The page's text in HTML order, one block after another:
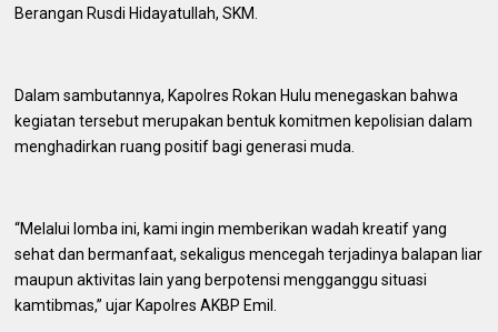
Berangan Rusdi Hidayatullah, SKM.
Dalam sambutannya, Kapolres Rokan Hulu menegaskan bahwa
kegiatan tersebut merupakan bentuk komitmen kepolisian dalam
menghadirkan ruang positif bagi generasi muda.
“Melalui lomba ini, kami ingin memberikan wadah kreatif yang
sehat dan bermanfaat, sekaligus mencegah terjadinya balapan liar
maupun aktivitas lain yang berpotensi mengganggu situasi
kamtibmas,” ujar Kapolres AKBP Emil.